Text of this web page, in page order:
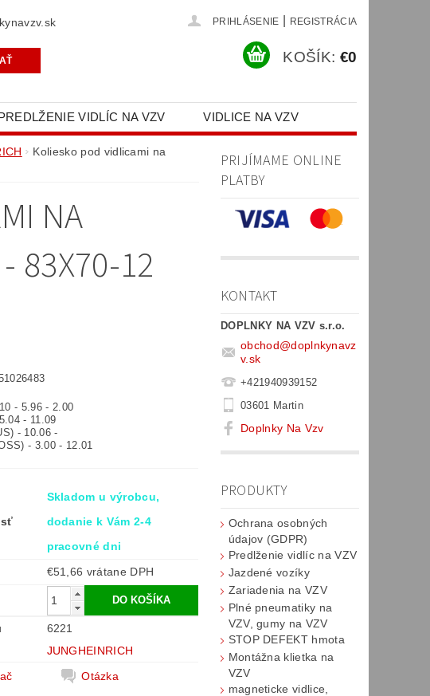
PRIHLÁSENIE REGISTRÁCIA
KOŠÍK: €0
VIDLÍC NA VZV VIDLICE NA VZV
(GDPR)
Koliesko pod vidlicami na
NA
83X70-12
- 5.96 - 2.00
- 11.09
- 10.06 -
- 3.00 - 12.01
Skladom u výrobcu,
dodanie k Vám 2-4
pracovné dni
€51,66 vrátane DPH
6221
JUNGHEINRICH
Otázka
PRIJÍMAME ONLINE
PLATBY
KONTAKT
DOPLNKY NA VZV s.r.o.
obchod@doplnkynavz
v.sk
+421940939152
03601 Martin
Doplnky Na Vzv
PRODUKTY
Ochrana osobných
údajov (GDPR)
Predlženie vidlíc na VZV
Jazdené vozíky
Zariadenia na VZV
Plné pneumatiky na
VZV, gumy na VZV
STOP DEFEKT hmota
Montážna klietka na
VZV
magneticke vidlice,